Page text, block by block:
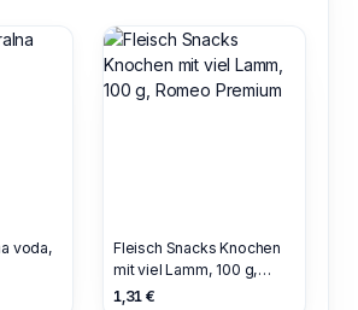
voda,
Fleisch Snacks Knochen
mit viel Lamm, 100 g,
Romeo Premium
1,31 €